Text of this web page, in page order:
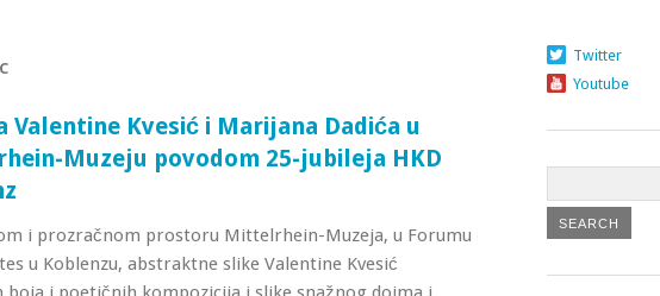
Valentine Kvesić i Marijana Dadića u
Muzeju povodom 25-jubileja HKD
i prozračnom prostoru Mittelrhein-Muzeja, u Forumu
u Koblenzu, abstraktne slike Valentine Kvesić
Twitter
Youtube